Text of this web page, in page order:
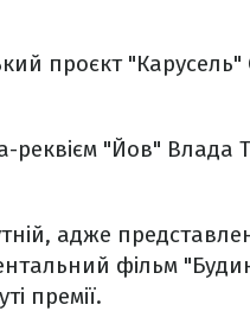
проєкт
реквієм "Йов" Влада
адже
фільм
премії.